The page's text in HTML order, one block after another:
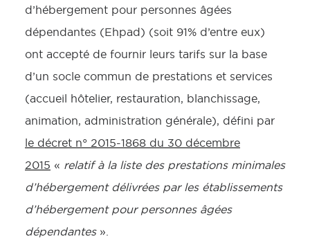
d’hébergement pour personnes âgées
dépendantes (Ehpad) (soit 91% d’entre eux)
ont accepté de fournir leurs tarifs sur la base
d’un socle commun de prestations et services
(accueil hôtelier, restauration, blanchissage,
animation, administration générale), défini par
le décret n° 2015-1868 du 30 décembre
2015 « relatif à la liste des prestations minimales
d’hébergement délivrées par les établissements
d’hébergement pour personnes âgées
dépendantes».